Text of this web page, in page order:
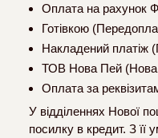
Оплата на рахунок
Готівкою
Накладений платіж
ТОВ Нова Пей
Оплата за
У відділеннях Нової
посилку в кредит. З